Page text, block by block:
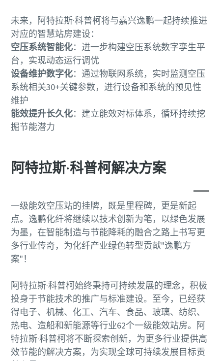
了解如何创建效率更高的气力输送流程。
未来，阿特拉斯·科普柯将与嘉兴逸鹏一起持续推进
对应的智慧站房建设：
空压系统智能化：进一步构建空压系统数字孪生平
台，实现动态运行调优
设备维护数字化：通过物联网系统，实时监测空压
系统相关30+关键参数，进行设备和系统的预见性
维护
能效提升长久化：建立能效对标体系，循环持续挖
掘节能潜力
阿特拉斯·科普柯解决方案
一级能效空压站的挂牌，既是里程碑，更是新起
点。逸鹏化纤将继续以技术创新为笔，以绿色发展
为墨，在智能制造与节能降耗的融合之路上书写更
多行业传奇，为化纤产业绿色转型贡献"逸鹏方
案"！
阿特拉斯·科普柯始终秉持可持续发展的理念，积极
投身于节能技术的推广与标准建设。至今，已经获
得电子、机械、化工、汽车、食品、玻璃、纺织、
热电、造船和新能源等行业62个一级能效站房。阿
特拉斯·科普柯将不断探索创新，为更多行业提供高
效节能的解决方案，为实现全球可持续发展目标贡